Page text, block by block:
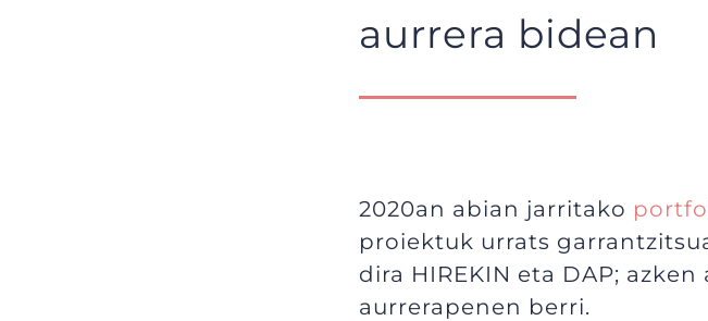
aurrera bidean
2020an abian jarritako
proiektuk urrats
dira HIREKIN eta DAP;
aurrerapenen berri.